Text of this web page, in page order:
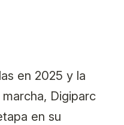
en 2025 y la
Digiparc
en su